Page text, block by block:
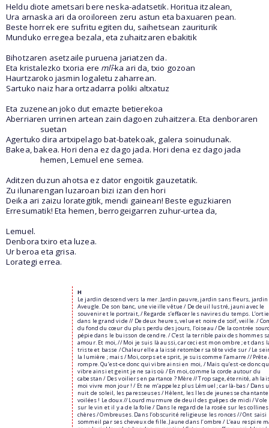
Heldu diote ametsari bere neska-adatsetik. Horitua itzalean,
Ura arnaska ari da oroiloreen zeru astun eta baxuaren pean.
Beste horrek ere sufritu egiten du, saihetsean zauriturik
Munduko erregea bezala, eta zuhaitzaren ebakitik
Bihotzaren asetzaile puruena jariatzen da.
Eta kristalezko txoria ere mlî-ka ari da, txio gozoan
Haurtzaroko jasmin logaletu zaharrean.
Sartuko naiz hara ortzadarra poliki altxatuz
Eta zuzenean joko dut emazte betierekoa
Aberriaren urrinen artean zain dagoen zuhaitzera. Eta denboraren
suetan
Agertuko dira artxipelago bat-batekoak, galera soinudunak.
Bakea, bakea. Hori dena ez dago jada. Hori dena ez dago jada
hemen, Lemuel ene semea.
Aditzen duzun ahotsa ez dator engoitik gauzetatik.
Zu ilunarengan luzaroan bizi izan den hori
Deika ari zaizu lorategitik, mendi gainean! Beste eguzkiaren
Erresumatik! Eta hemen, berrogeigarren zuhur-urtea da,
Lemuel.
Denbora txiro eta luzea.
Ur beroa eta grisa.
Lorategi errea.
H
Le jardin descend vers la mer. Jardin pauvre, jardin sans fleurs, jardin
Aveugle. De son banc, une vieille vêtue / De deuil lustré, jauni avec le
souvenir et le portrait, / Regarde s’effacer les navires du temps.
dans le grand vide // De deux heures, velue et noire de soif, veille. /
du fond du cœur du plus perdu des jours, l’oiseau / De la contrée
pépie dans le buisson de cendre. / C’est la terrible paix des hommes
amour. Et moi, // Moi je suis là aussi, car ceci est mon ombre ; et dans
triste et basse / Chaleur elle a laissé retomber sa tête vide sur / Le
la lumière ; mais / Moi, corps et esprit, je suis comme l’amarre // Prête
rompre. Qu’est-ce donc qui vibre ainsi en moi, / Mais qu’est-ce donc
vibre ainsi et geint je ne sais où / En moi, comme la corde autour du
cabestan / Des voiliers en partance ? Mère // Trop sage, éternité, ah
moi vivre mon jour ! / Et ne m’appelez plus Lémuel ; car là-bas / Dans
nuit de soleil, les paresseuses / Hèlent, les îles de jeunesse
voilées ! Le doux // Lourd murmure de deuil des guêpes de midi / Vole
sur le vin et il y a de la folie / Dans le regard de la rosée sur les
chères / Ombreuses. Dans l’obscurité religieuse les ronces // Ont saisi
sommeil par ses cheveux de fille. Jaune dans l’ombre / L’eau respire